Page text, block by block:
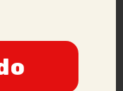
podem
dos
as medidas
seguro e